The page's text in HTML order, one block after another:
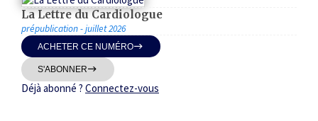
Thématiques
La Lettre du Cardiologue
prépublication - juillet 2026
ACHETER CE NUMÉRO
S'ABONNER
Déjà abonné ? Connectez-vous